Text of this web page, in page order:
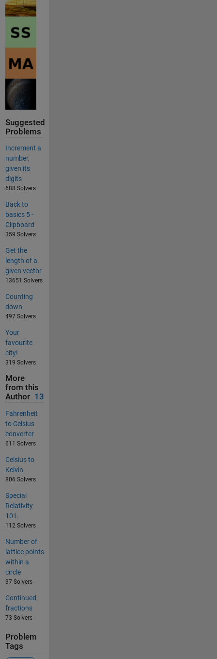
Suggested
Problems
Increment a
number,
given its
digits
688 Solvers
Back to
basics 5 -
Clipboard
359 Solvers
Get the
length of a
given vector
13651 Solvers
Counting
down
497 Solvers
Your
favourite
city!
319 Solvers
More
from this
Author 13
Fahrenheit
to Celsius
converter
611 Solvers
Celsius to
Kelvin
806 Solvers
Special
Relativity
101.
112 Solvers
Number of
lattice points
within a
circle
37 Solvers
Continued
fractions
73 Solvers
Problem
Tags